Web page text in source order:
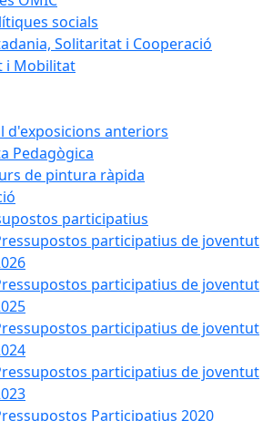
socials
Solitaritat i Cooperació
i Mobilitat
d'exposicions anteriors
Pedagògica
de pintura ràpida
participatius
participatius de joventut
participatius de joventut
participatius de joventut
participatius de joventut
Participatius 2020